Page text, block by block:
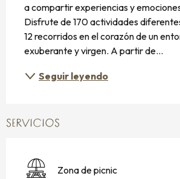
a compartir experiencias y
Disfrute de 170 actividades
12 recorridos en el corazón de un
exuberante y virgen. A partir de...
Seguir leyendo
SERVICIOS
Zona de picnic